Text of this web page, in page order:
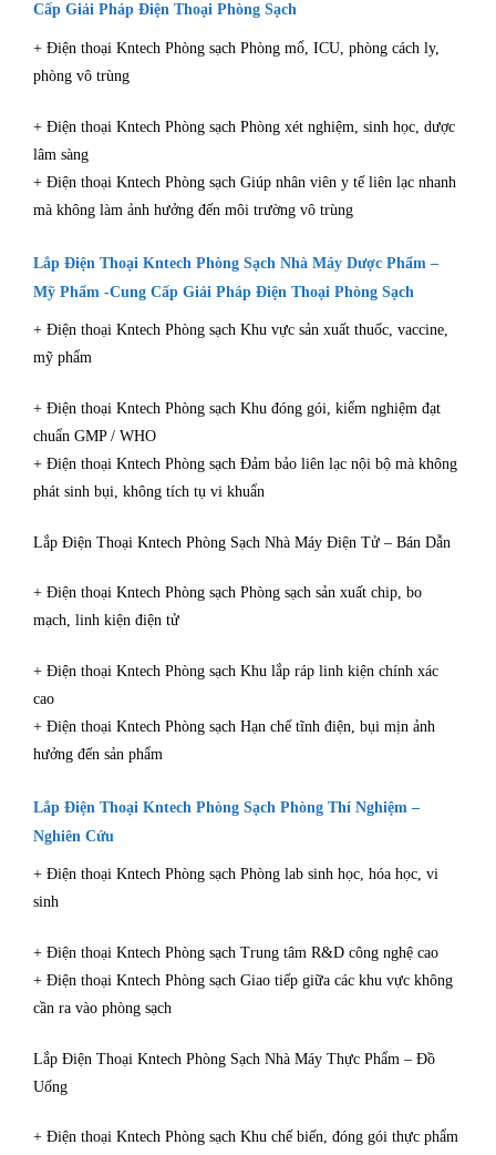
Cấp Giải Pháp Điện Thoại Phòng Sạch
+ Điện thoại Kntech Phòng sạch Phòng mổ, ICU, phòng cách ly,
phòng vô trùng
+ Điện thoại Kntech Phòng sạch Phòng xét nghiệm, sinh học, dược
lâm sàng
+ Điện thoại Kntech Phòng sạch Giúp nhân viên y tế liên lạc nhanh
mà không làm ảnh hưởng đến môi trường vô trùng
Lắp Điện Thoại Kntech Phòng Sạch Nhà Máy Dược Phẩm –
Mỹ Phẩm -Cung Cấp Giải Pháp Điện Thoại Phòng Sạch
+ Điện thoại Kntech Phòng sạch Khu vực sản xuất thuốc, vaccine,
mỹ phẩm
+ Điện thoại Kntech Phòng sạch Khu đóng gói, kiểm nghiệm đạt
chuẩn GMP / WHO
+ Điện thoại Kntech Phòng sạch Đảm bảo liên lạc nội bộ mà không
phát sinh bụi, không tích tụ vi khuẩn
Lắp Điện Thoại Kntech Phòng Sạch Nhà Máy Điện Tử – Bán Dẫn
+ Điện thoại Kntech Phòng sạch Phòng sạch sản xuất chip, bo
mạch, linh kiện điện tử
+ Điện thoại Kntech Phòng sạch Khu lắp ráp linh kiện chính xác
cao
+ Điện thoại Kntech Phòng sạch Hạn chế tĩnh điện, bụi mịn ảnh
hưởng đến sản phẩm
Lắp Điện Thoại Kntech Phòng Sạch Phòng Thí Nghiệm –
Nghiên Cứu
+ Điện thoại Kntech Phòng sạch Phòng lab sinh học, hóa học, vi
sinh
+ Điện thoại Kntech Phòng sạch Trung tâm R&D công nghệ cao
+ Điện thoại Kntech Phòng sạch Giao tiếp giữa các khu vực không
cần ra vào phòng sạch
Lắp Điện Thoại Kntech Phòng Sạch Nhà Máy Thực Phẩm – Đồ
Uống
+ Điện thoại Kntech Phòng sạch Khu chế biến, đóng gói thực phẩm